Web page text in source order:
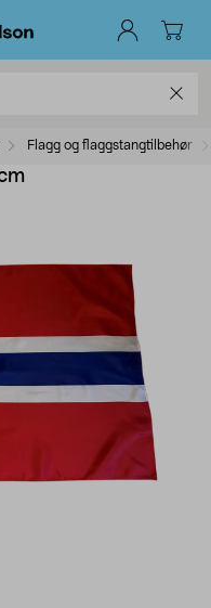
Flagg og flaggstangtilbehør